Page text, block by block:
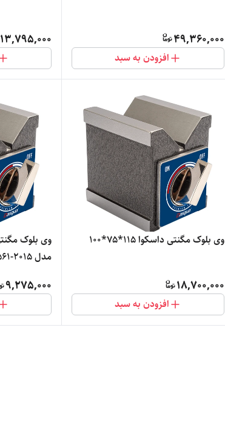
49,360,000
افزودن به سبد
13,795,000
وی بلوک مگنتی داسکوا 115*75*100
18,700,000
افزودن به سبد
مدل 2015-8561
9,275,000